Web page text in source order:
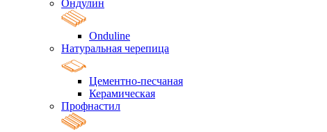
Ондулин
Onduline
Натуральная черепица
Цементно-песчаная
Керамическая
Профнастил